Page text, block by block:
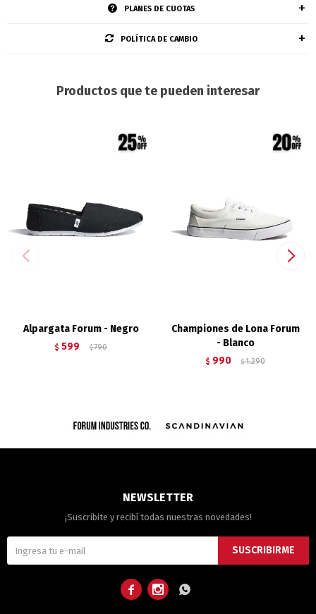
PLANES DE CUOTAS
POLÍTICA DE CAMBIO
Productos que te pueden interesar
Alpargata Forum - Negro
$ 599 $ 790
Championes de Lona Forum
- Blanco
$ 990 $ 1.290
NEWSLETTER
¡Suscribite y recibí todas nuestras novedades!
SUSCRIBIRME
  